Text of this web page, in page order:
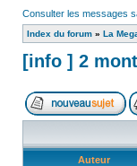
Consulter les messages
Index du forum » La
[info ] 2
Auteur